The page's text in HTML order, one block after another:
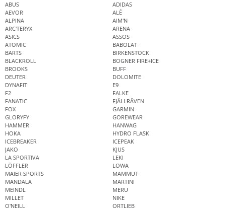
ABUS
ADIDAS
AEVOR
ALÉ
ALPINA
AIM'N
ARC'TERYX
ARENA
ASICS
ASSOS
ATOMIC
BABOLAT
BARTS
BIRKENSTOCK
BLACKROLL
BOGNER FIRE+ICE
BROOKS
BUFF
DEUTER
DOLOMITE
DYNAFIT
E9
F2
FALKE
FANATIC
FJÄLLRÄVEN
FOX
GARMIN
GLORYFY
GOREWEAR
HAMMER
HANWAG
HOKA
HYDRO FLASK
ICEBREAKER
ICEPEAK
JAKO
KJUS
LA SPORTIVA
LEKI
LÖFFLER
LOWA
MAIER SPORTS
MAMMUT
MANDALA
MARTINI
MEINDL
MERU
MILLET
NIKE
O'NEILL
ORTLIEB